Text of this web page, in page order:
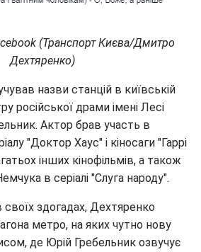
(Транспорт Києва/Дмитро
Дехтяренко)
назви станцій в київській
російської драми імені Лесі
Актор брав участь в
"Доктор Хаус" і кіносаги "Гаррі
інших кінофільмів, а також
в серіалі "Слуга народу".
здогадах, Дехтяренко
метро, на яких чутно нову
де Юрій Гребельник озвучує